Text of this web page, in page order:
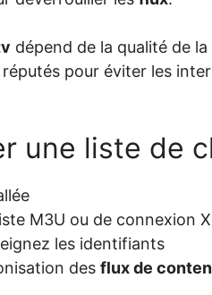
dépend de la qualité de
pour éviter les
une liste de
M3U ou de connexion
les identifiants
des flux de